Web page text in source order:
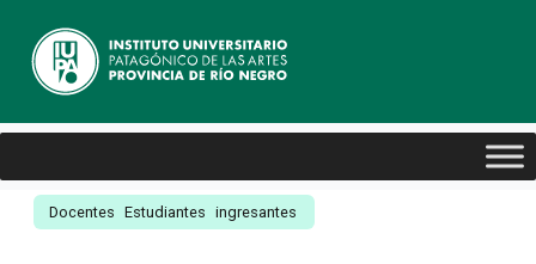
Docentes Estudiantes ingresantes